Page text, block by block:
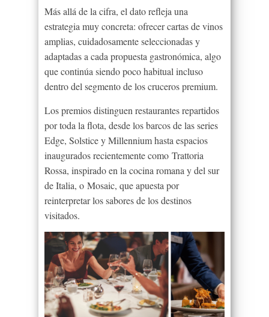
Más allá de la cifra, el dato refleja una
estrategia muy concreta: ofrecer cartas de vinos
amplias, cuidadosamente seleccionadas y
adaptadas a cada propuesta gastronómica, algo
que continúa siendo poco habitual incluso
dentro del segmento de los cruceros premium.
Los premios distinguen restaurantes repartidos
por toda la flota, desde los barcos de las series
Edge, Solstice y Millennium hasta espacios
inaugurados recientemente como Trattoria
Rossa, inspirado en la cocina romana y del sur
de Italia, o Mosaic, que apuesta por
reinterpretar los sabores de los destinos
visitados.